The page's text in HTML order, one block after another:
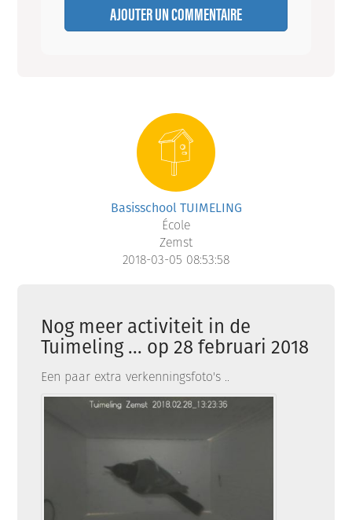
AJOUTER UN COMMENTAIRE
Basisschool TUIMELING
École
Zemst
2018-03-05 08:53:58
Nog meer activiteit in de
Tuimeling ... op 28 februari 2018
Een paar extra verkenningsfoto's ..